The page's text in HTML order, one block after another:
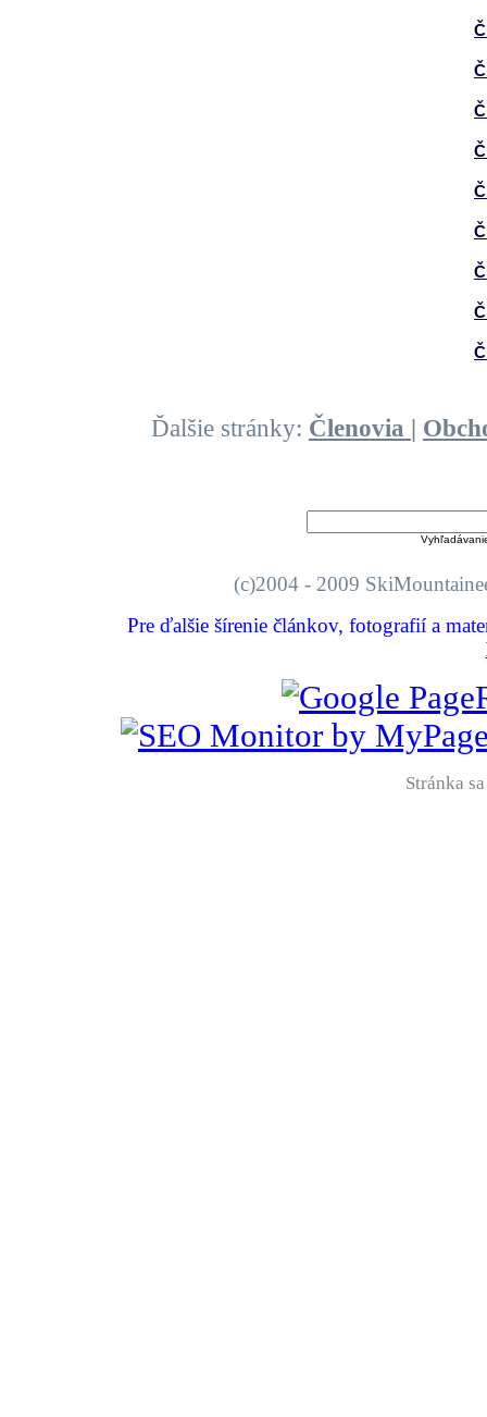
Ďalšie stránky: Členovia |
(c)2004 - 2009
Pre ďalšie šírenie článkov, fotografií a
Stránka